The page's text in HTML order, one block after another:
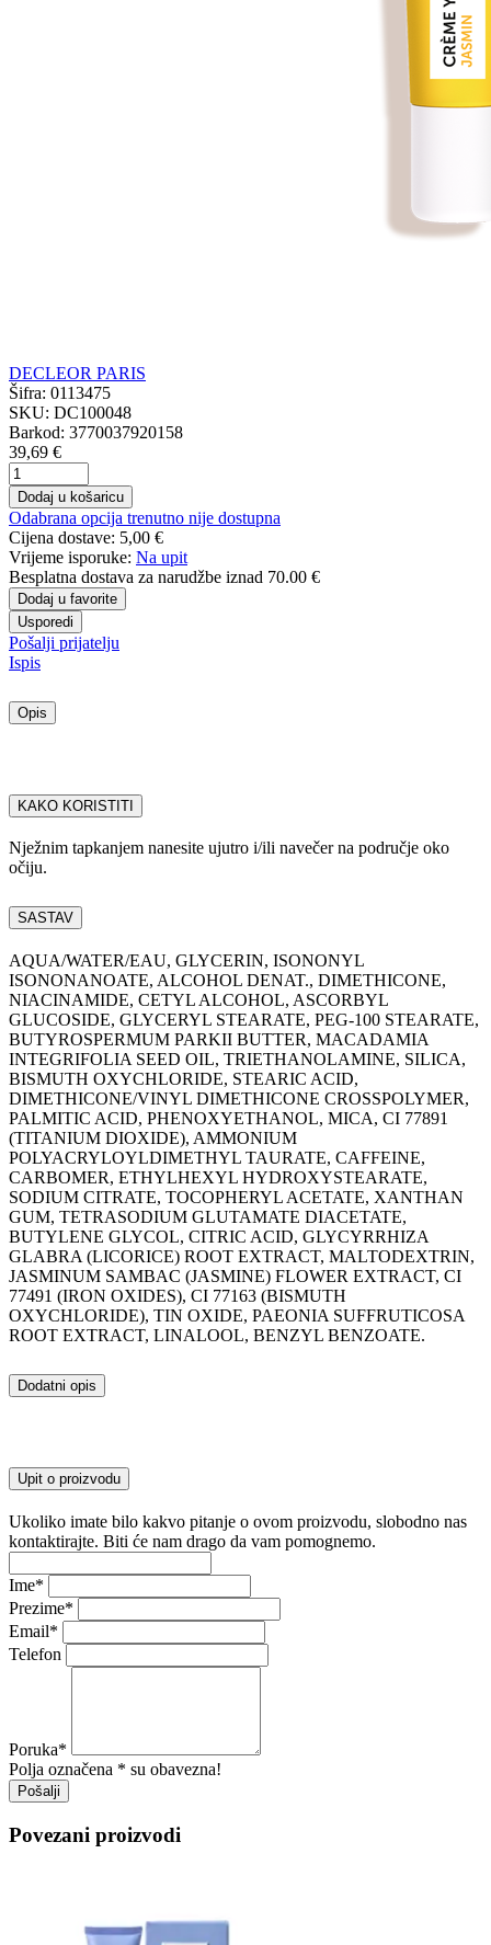
DECLEOR PARIS
Šifra: 0113475
SKU: DC100048
Barkod: 3770037920158
39,69 €
Dodaj u košaricu
Odabrana opcija trenutno nije dostupna
Cijena dostave: 5,00 €
Vrijeme isporuke: Na upit
Besplatna dostava za narudžbe iznad 70.00 €
Dodaj u favorite
Usporedi
Pošalji prijatelju
Ispis
Opis
KAKO KORISTITI
Nježnim tapkanjem nanesite ujutro i/ili navečer na područje oko
očiju.
SASTAV
AQUA/WATER/EAU, GLYCERIN, ISONONYL
ISONONANOATE, ALCOHOL DENAT., DIMETHICONE,
NIACINAMIDE, CETYL ALCOHOL, ASCORBYL
GLUCOSIDE, GLYCERYL STEARATE, PEG-100 STEARATE,
BUTYROSPERMUM PARKII BUTTER, MACADAMIA
INTEGRIFOLIA SEED OIL, TRIETHANOLAMINE, SILICA,
BISMUTH OXYCHLORIDE, STEARIC ACID,
DIMETHICONE/VINYL DIMETHICONE CROSSPOLYMER,
PALMITIC ACID, PHENOXYETHANOL, MICA, CI 77891
(TITANIUM DIOXIDE), AMMONIUM
POLYACRYLOYLDIMETHYL TAURATE, CAFFEINE,
CARBOMER, ETHYLHEXYL HYDROXYSTEARATE,
SODIUM CITRATE, TOCOPHERYL ACETATE, XANTHAN
GUM, TETRASODIUM GLUTAMATE DIACETATE,
BUTYLENE GLYCOL, CITRIC ACID, GLYCYRRHIZA
GLABRA (LICORICE) ROOT EXTRACT, MALTODEXTRIN,
JASMINUM SAMBAC (JASMINE) FLOWER EXTRACT, CI
77491 (IRON OXIDES), CI 77163 (BISMUTH
OXYCHLORIDE), TIN OXIDE, PAEONIA SUFFRUTICOSA
ROOT EXTRACT, LINALOOL, BENZYL BENZOATE.
Dodatni opis
Upit o proizvodu
Ukoliko imate bilo kakvo pitanje o ovom proizvodu, slobodno nas
kontaktirajte. Biti će nam drago da vam pomognemo.
Ime*
Prezime*
Email*
Telefon
Poruka*
Polja označena * su obavezna!
Pošalji
Povezani proizvodi